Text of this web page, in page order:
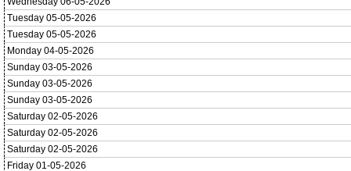
Tuesday 05-05-2026
Tuesday 05-05-2026
Monday 04-05-2026
Sunday 03-05-2026
Sunday 03-05-2026
Sunday 03-05-2026
Saturday 02-05-2026
Saturday 02-05-2026
Saturday 02-05-2026
Friday 01-05-2026